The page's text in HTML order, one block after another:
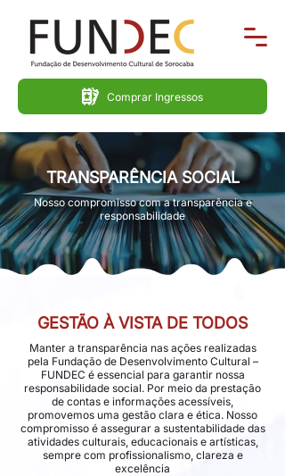
Comprar Ingressos
TRANSPARÊNCIA SOCIAL
Nosso compromisso com a transparência e
responsabilidade
GESTÃO À VISTA DE TODOS
Manter a transparência nas ações realizadas
pela Fundação de Desenvolvimento Cultural –
FUNDEC é essencial para garantir nossa
responsabilidade social. Por meio da prestação
de contas e informações acessíveis,
promovemos uma gestão clara e ética. Nosso
compromisso é assegurar a sustentabilidade das
atividades culturais, educacionais e artísticas,
sempre com profissionalismo, clareza e
excelência